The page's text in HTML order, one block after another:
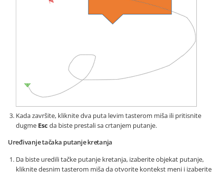
Kada završite, kliknite dva puta levim tasterom miša ili pritisnite
dugme Esc da biste prestali sa crtanjem putanje.
Uređivanje tačaka putanje kretanja
Da biste uredili tačke putanje kretanja, izaberite objekat putanje,
kliknite desnim tasterom miša da otvorite kontekst meni i izaberite